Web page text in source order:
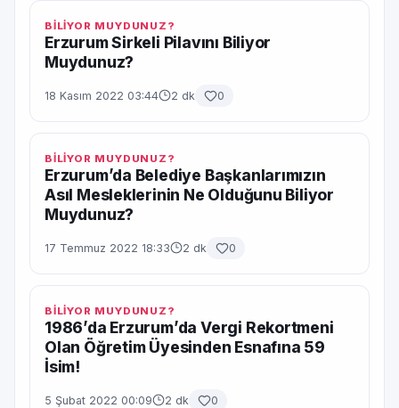
BİLİYOR MUYDUNUZ?
Erzurum Sirkeli Pilavını Biliyor
Muydunuz?
18 Kasım 2022 03:44 2 dk 0
BİLİYOR MUYDUNUZ?
Erzurum’da Belediye Başkanlarımızın
Asıl Mesleklerinin Ne Olduğunu Biliyor
Muydunuz?
17 Temmuz 2022 18:33 2 dk 0
BİLİYOR MUYDUNUZ?
1986’da Erzurum’da Vergi Rekortmeni
Olan Öğretim Üyesinden Esnafına 59
İsim!
5 Şubat 2022 00:09 2 dk 0